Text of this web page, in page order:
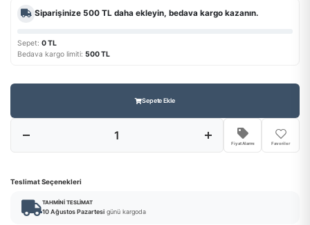
Siparişinize 500 TL daha ekleyin, bedava kargo kazanın.
Sepet: 0 TL
Bedava kargo limiti: 500 TL
Sepete Ekle
Fiyat Alarmı Favoriler
Teslimat Seçenekleri
TAHMINI TESLIMAT
10 Ağustos Pazartesi günü kargoda